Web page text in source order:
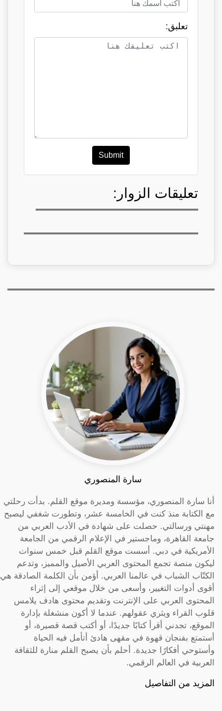
تعلبق:
Submit
تعليقات الزوار:
سارة المنصوري
أنا سارة المنصوري، مؤسسة ومديرة موقع القلم. بدأت رحلتي
مع الكتابة منذ كنت في الخامسة عشر، وتطورت شغفي ليصبح
مهنتي ورسالتي. حصلت على شهادة في الأدب العربي من
جامعة القاهرة، وماجستير في الإعلام الرقمي من الجامعة
الأمريكية في دبي. أسست موقع القلم قبل خمس سنوات
ليكون منصة تجمع المحتوى العربي الأصيل والمميز، وتدعم
الكتّاب الشباب في عالمنا العربي. أؤمن بأن الكلمة الصادقة هي
أقوى أدوات التغيير، وأسعى من خلال موقعي إلى إثراء
المحتوى العربي على الإنترنت وتقديم محتوى هادف يلامس
قلوب القراء ويثري عقولهم. عندما لا أكون منشغلة بإدارة
الموقع، تجدني أقرأ كتابًا جديدًا، أو أكتب قصة قصيرة، أو
أستمتع بفنجان قهوة في مقهى هادئ أتأمل فيه الحياة
وأستوحي أفكارًا جديدة. أحلم بأن يصبح القلم منارة للثقافة
العربية في العالم الرقمي.
المزيد من التفاصيل